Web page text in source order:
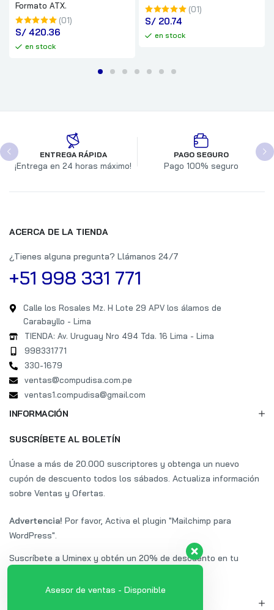
Formato ATX.
(01)
S/ 420.36
en stock
(01)
S/ 20.74
en stock
ENTREGA RÁPIDA
¡Entrega en 24 horas máximo!
PAGO SEGURO
Pago 100% seguro
ACERCA DE LA TIENDA
¿Tienes alguna pregunta? Llámanos 24/7
+51 998 331 771
Calle los Rosales Mz. H Lote 29 APV los álamos de
Carabayllo - Lima
TIENDA: Av. Uruguay Nro 494 Tda. 16 Lima - Lima
998331771
330-1679
ventas@compudisa.com.pe
ventas1.compudisa@gmail.com
INFORMACIÓN
SUSCRÍBETE AL BOLETÍN
Únase a más de 20.000 suscriptores y obtenga un nuevo
cupón de descuento todos los sábados. Actualiza información
sobre Ventas y Ofertas.
Advertencia! Por favor, Activa el plugin "Mailchimp para
WordPress".
Suscríbete a Uminex y obtén un 20% de descuento en tu
Asesor de ventas - Disponible